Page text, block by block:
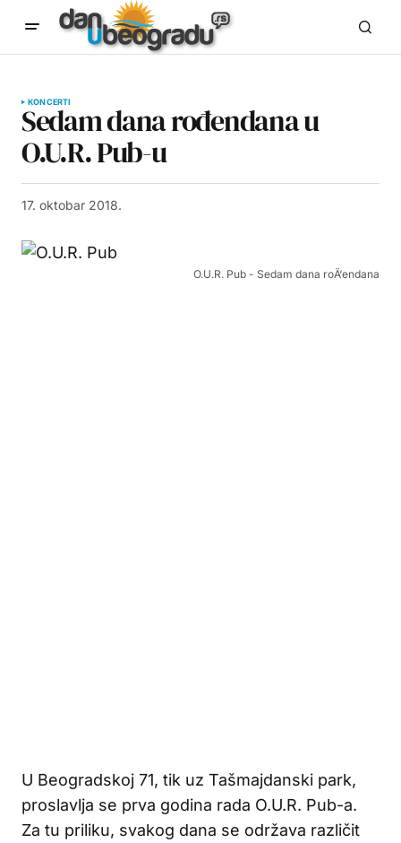
KONCERTI
Sedam dana rođendana u
O.U.R. Pub-u
17. oktobar 2018.
O.U.R. Pub - Sedam dana roÄ‘endana
U Beogradskoj 71, tik uz Tašmajdanski park,
proslavlja se prva godina rada O.U.R. Pub-a.
Za tu priliku, svakog dana se održava različit